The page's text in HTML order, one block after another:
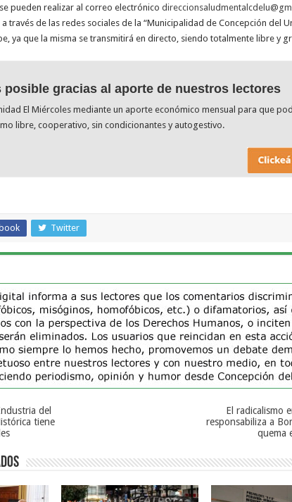
pueden realizar al correo electrónico
través de las redes sociales de la “Municipalidad de Concepción del
ya que la misma se transmitirá en directo, siendo totalmente libre y
posible gracias al aporte de nuestros lectores
El Miércoles mediante un aporte económico mensual para que
libre, cooperativo, sin condicionantes y autogestivo.
Twitter
del
tiene
El radicalismo
responsabiliza a
quema